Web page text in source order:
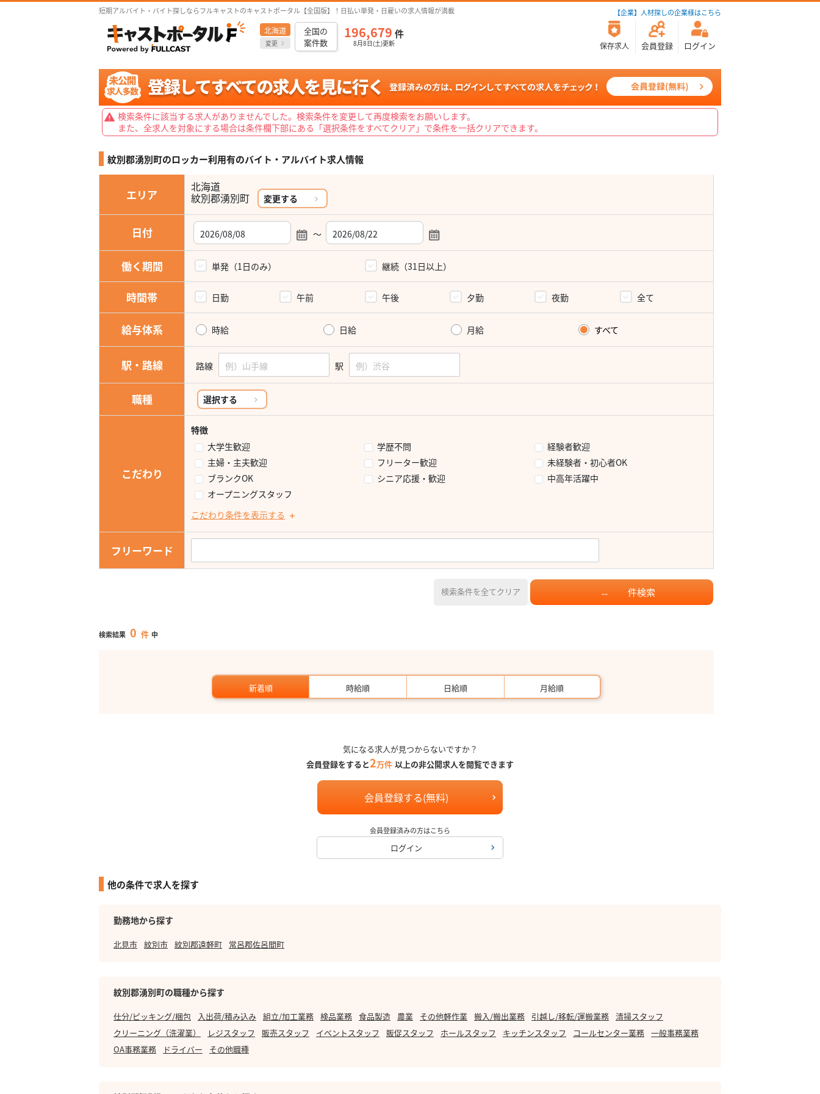
短期アルバイト・バイト探しならフルキャストのキャストポータル【全国版】！日払い単発・日雇いの求人情報が満載 【企業】人材探しの企業様はこちら
北海道
変更
全国の
案件数
196,679 件
8月8日(土)更新 保存求人 会員登録 ログイン
検索条件に該当する求人がありませんでした。検索条件を変更して再度検索をお願いします。
また、全求人を対象にする場合は条件欄下部にある「選択条件をすべてクリア」で条件を一括クリアできます。
紋別郡湧別町のロッカー利用有のバイト・アルバイト求人情報
エリア
北海道
変更する
日付 ～
働く期間 単発（1日のみ） 継続（31日以上）
時間帯 日勤 午前 午後 夕勤 夜勤 全て
給与体系 時給 日給 月給 すべて
駅・路線 路線 駅
職種 選択する
こだわり
特徴
大学生歓迎
学歴不問
経験者歓迎
主婦・主夫歓迎
フリーター歓迎
未経験者・初心者OK
ブランクOK
シニア応援・歓迎
中高年活躍中
オープニングスタッフ
こだわり条件を表示する
フリーワード
検索条件を全てクリア -- 件検索
検索結果 0 件 中
新着順 時給順 日給順 月給順
気になる求人が見つからないですか？
会員登録をすると2万件 以上の非公開求人を閲覧できます
会員登録する(無料)
会員登録済みの方はこちら
ログイン
他の条件で求人を探す
勤務地から探す
北見市 紋別市 紋別郡遠軽町 常呂郡佐呂間町
紋別郡湧別町の職種から探す
仕分/ピッキング/梱包 入出荷/積み込み 組立/加工業務 検品業務 食品製造 農業 その他軽作業 搬入/搬出業務 引越し/移転/運搬業務 清掃スタッフ
クリーニング（洗濯業）
レジスタッフ 販売スタッフ イベントスタッフ 販促スタッフ ホールスタッフ キッチンスタッフ コールセンター業務 一般事務業務
OA事務業務
ドライバー その他職種